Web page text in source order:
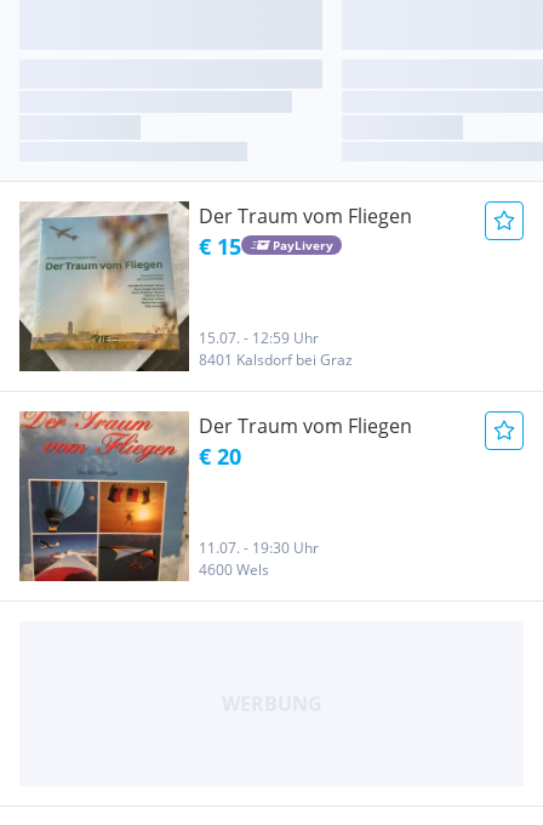
Der Traum vom Fliegen
€ 15 PayLivery
15.07. - 12:59 Uhr
8401 Kalsdorf bei Graz
Der Traum vom Fliegen
€ 20
11.07. - 19:30 Uhr
4600 Wels